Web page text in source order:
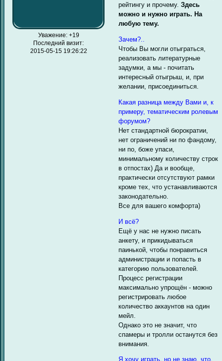
Уважение: +19
Последний визит:
2015-05-15 19:26:22
рейтингу и прочему.Здесь
можно и нужно играть. На
любую тему.
Зачем?..
Чтобы Вы могли отыграться,
реализовать литературные
задумки, а мы - почитать
интересный отыгрыш, и, при
желании, присоединиться.
Какая разница между Вами и, к
примеру, тематическим ролевым
форумом?
Нет стандартной бюрократии,
нет ограничений ни по фандому,
ни по, боже упаси,
минимальному количеству строк
в отпостах) Да и вообще,
практически отсутствуют рамки
кроме тех, что устанавливаются
законодательно.
Все для вашего комфорта)
И всё?
Ещё у нас не нужно писать
анкету, и прикидываться
паинькой, чтобы понравиться
администрации и попасть в
категорию пользователей.
Процесс регистрации
максимально упрощён - можно
регистрировать любое
количество аккаунтов на один
мейл.
Однако это не значит, что
спамеры и тролли останутся без
внимания.
Я хочу играть, но не знаю, что,